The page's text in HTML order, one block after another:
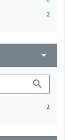
2
arrow_drop_down
search
2